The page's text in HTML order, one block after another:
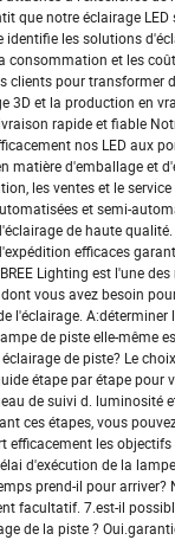
que notre éclairage
les solutions
et les
pour transformer
et la production en
rapide et fiable
nos LED aux
d'emballage et
les ventes et le
et semi-
de haute
efficaces
Lighting est l'une
vous avez besoin
l'éclairage. A:déterminer
de piste elle-même
de piste? Le
étape par étape pour
de suivi d. luminosité
ces étapes, vous
les
d'exécution de la
prend-il pour arriver?
facultatif. 7.est-il
de la piste ?